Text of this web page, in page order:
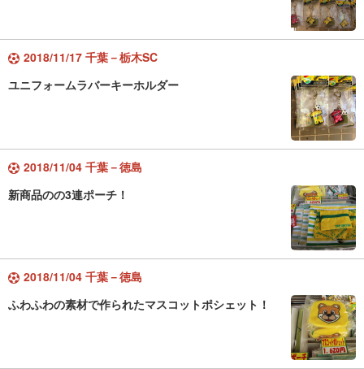
2018/11/17 千葉－栃木SC
ユニフォームラバーキーホルダー
2018/11/04 千葉－徳島
新商品のの3連ポーチ！
2018/11/04 千葉－徳島
ふわふわの素材で作られたマスコットポシェット！